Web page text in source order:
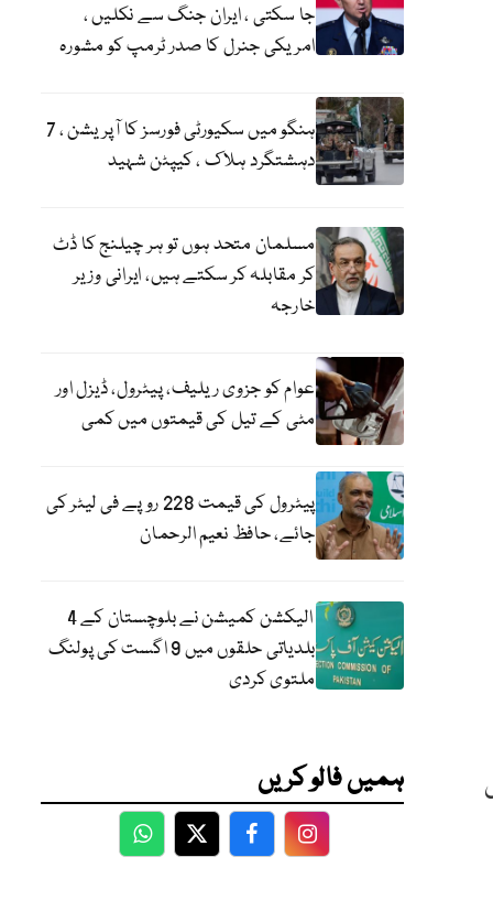
جا سکتی ، ایران جنگ سے نکلیں ،
امریکی جنرل کا صدر ٹرمپ کو مشورہ
ہنگو میں سکیورٹی فورسز کا آپریشن ، 7
دہشتگرد ہلاک ، کیپٹن شہید
مسلمان متحد ہوں تو ہر چیلنج کا ڈٹ
کر مقابلہ کر سکتے ہیں، ایرانی وزیر
خارجہ
عوام کو جزوی ریلیف، پیٹرول، ڈیزل اور
مٹی کے تیل کی قیمتوں میں کمی
پیٹرول کی قیمت 228 روپے فی لیٹر کی
جائے، حافظ نعیم الرحمان
الیکشن کمیشن نے بلوچستان کے 4
بلدیاتی حلقوں میں 9 اگست کی پولنگ
ملتوی کردی
ہمیں فالو کریں
WhatsApp
TwitterFacebookFacebook